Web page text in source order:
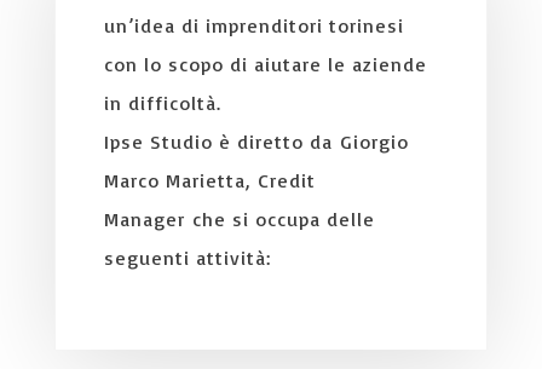
un’idea di imprenditori torinesi
con lo scopo di aiutare le aziende
in difficoltà.
Ipse Studio è diretto da Giorgio
Marco Marietta, Credit
Manager che si occupa delle
seguenti attività: